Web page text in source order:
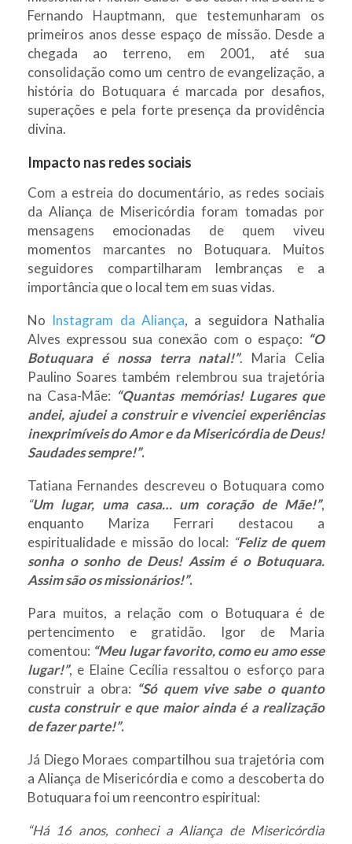
Fernando Hauptmann, que testemunharam os
primeiros anos desse espaço de missão. Desde a
chegada ao terreno, em 2001, até sua
consolidação como um centro de evangelização, a
história do Botuquara é marcada por desafios,
superações e pela forte presença da providência
divina.
Impacto nas redes sociais
Com a estreia do documentário, as redes sociais
da Aliança de Misericórdia foram tomadas por
mensagens emocionadas de quem viveu
momentos marcantes no Botuquara. Muitos
seguidores compartilharam lembranças e a
importância que o local tem em suas vidas.
No Instagram da Aliança, a seguidora Nathalia
Alves expressou sua conexão com o espaço: “O
Botuquara é nossa terra natal!”. Maria Celia
Paulino Soares também relembrou sua trajetória
na Casa-Mãe: “Quantas memórias! Lugares que
andei, ajudei a construir e vivenciei experiências
inexprimíveis do Amor e da Misericórdia de Deus!
Saudades sempre!”.
Tatiana Fernandes descreveu o Botuquara como
“Um lugar, uma casa… um coração de Mãe!”,
enquanto Mariza Ferrari destacou a
espiritualidade e missão do local: “Feliz de quem
sonha o sonho de Deus! Assim é o Botuquara.
Assim são os missionários!”.
Para muitos, a relação com o Botuquara é de
pertencimento e gratidão. Igor de Maria
comentou: “Meu lugar favorito, como eu amo esse
lugar!”, e Elaine Cecília ressaltou o esforço para
construir a obra: “Só quem vive sabe o quanto
custa construir e que maior ainda é a realização
de fazer parte!”.
Já Diego Moraes compartilhou sua trajetória com
a Aliança de Misericórdia e como a descoberta do
Botuquara foi um reencontro espiritual:
“Há 16 anos, conheci a Aliança de Misericórdia